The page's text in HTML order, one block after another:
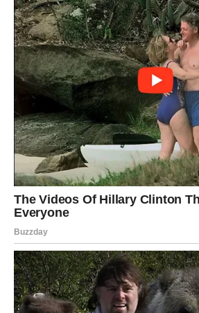
zaboraviti.
Istina izlazi na vidjelo
Pred vama su veoma posebni
VAGA
Zvijezde vam donose veoma
mogućnost pomirenja.
Jedna osoba konačno priznaje ono
Ljubav iz prošlosti ponovo
Pred vama su trenuci koje ćete dugo